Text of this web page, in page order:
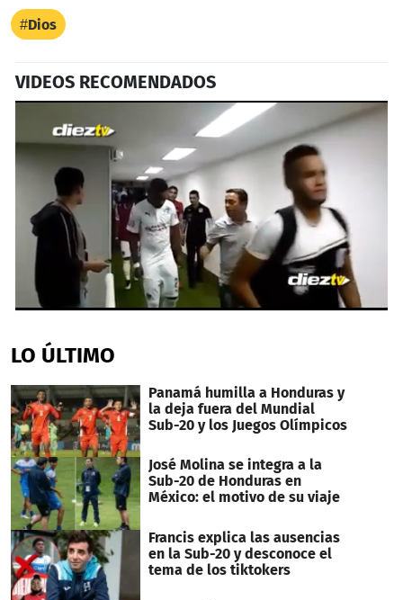
Dios
VIDEOS RECOMENDADOS
of
24
LO ÚLTIMO
Panamá humilla a Honduras y
la deja fuera del Mundial
Sub-20 y los Juegos Olímpicos
José Molina se integra a la
Sub-20 de Honduras en
México: el motivo de su viaje
Francis explica las ausencias
en la Sub-20 y desconoce el
tema de los tiktokers